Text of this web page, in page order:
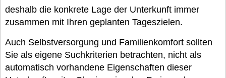
deshalb die konkrete Lage der Unterkunft immer
zusammen mit Ihren geplanten Tageszielen.
Auch Selbstversorgung und Familienkomfort sollten
Sie als eigene Suchkriterien betrachten, nicht als
automatisch vorhandene Eigenschaften dieser